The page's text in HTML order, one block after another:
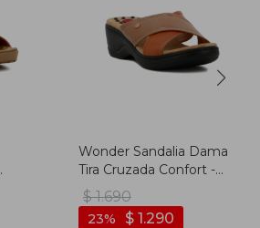
Wonder Sandalia Dama
Tira Cruzada Confort -
Marron
$ 1.690
$ 1.290
23